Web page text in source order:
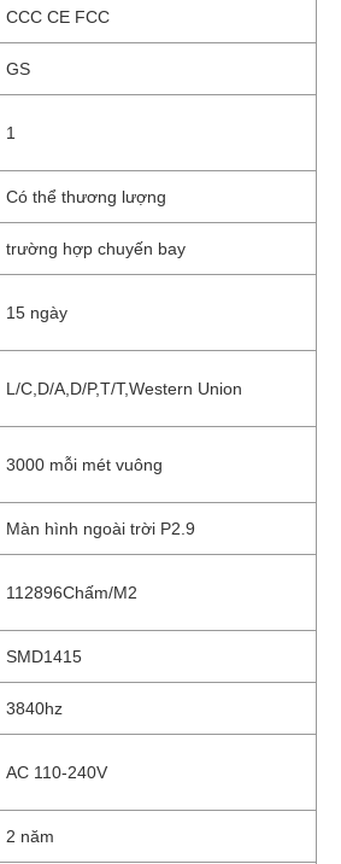
CCC CE FCC
GS
1
Có thể thương lượng
trường hợp chuyến bay
15 ngày
L/C,D/A,D/P,T/T,Western Union
3000 mỗi mét vuông
Màn hình ngoài trời P2.9
112896Chấm/M2
SMD1415
3840hz
AC 110-240V
2 năm